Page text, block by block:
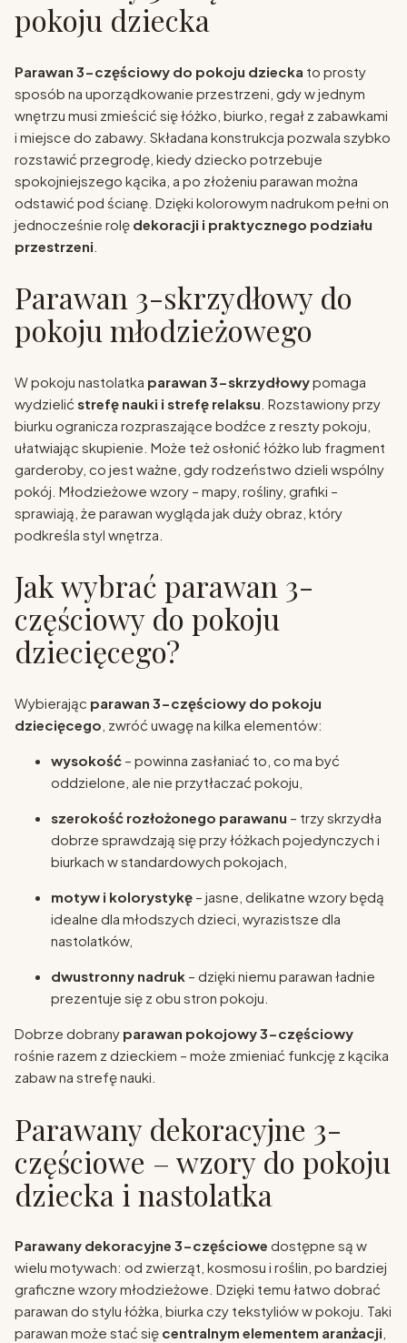
pokoju dziecka
Parawan 3-częściowy do pokoju dziecka to prosty
sposób na uporządkowanie przestrzeni, gdy w jednym
wnętrzu musi zmieścić się łóżko, biurko, regał z zabawkami
i miejsce do zabawy. Składana konstrukcja pozwala szybko
rozstawić przegrodę, kiedy dziecko potrzebuje
spokojniejszego kącika, a po złożeniu parawan można
odstawić pod ścianę. Dzięki kolorowym nadrukom pełni on
jednocześnie rolę dekoracji i praktycznego podziału
przestrzeni
Parawan 3-skrzydłowy do
pokoju młodzieżowego
W pokoju nastolatka parawan 3-skrzydłowypomaga
wydzielić strefę nauki i strefę relaksu . Rozstawiony przy
biurku ogranicza rozpraszające bodźce z reszty pokoju,
ułatwiając skupienie. Może też osłonić łóżko lub fragment
garderoby, co jest ważne, gdy rodzeństwo dzieli wspólny
pokój. Młodzieżowe wzory – mapy, rośliny, grafiki –
sprawiają, że parawan wygląda jak duży obraz, który
podkreśla styl wnętrza.
Jak wybrać parawan 3-
częściowy do pokoju
dziecięcego?
Wybierając parawan 3-częściowy do pokoju
dziecięcego , zwróć uwagę na kilka elementów:
wysokość – powinna zasłaniać to, co ma być
oddzielone, ale nie przytłaczać pokoju,
szerokość rozłożonego parawanu – trzy skrzydła
dobrze sprawdzają się przy łóżkach pojedynczych i
biurkach w standardowych pokojach,
motyw i kolorystykę – jasne, delikatne wzory będą
idealne dla młodszych dzieci, wyrazistsze dla
nastolatków,
dwustronny nadruk – dzięki niemu parawan ładnie
prezentuje się z obu stron pokoju.
Dobrze dobrany parawan pokojowy 3-częściowy
rośnie razem z dzieckiem – może zmieniać funkcję z kącika
zabaw na strefę nauki.
Parawany dekoracyjne 3-
częściowe – wzory do pokoju
dziecka i nastolatka
Parawany dekoracyjne 3-częściowe dostępne są w
wielu motywach: od zwierząt, kosmosu i roślin, po bardziej
graficzne wzory młodzieżowe. Dzięki temu łatwo dobrać
parawan do stylu łóżka, biurka czy tekstyliów w pokoju. Taki
parawan może stać się centralnym elementem aranżacji